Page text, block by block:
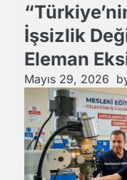
İşsizlik
Eleman
Mayıs 29, 2026